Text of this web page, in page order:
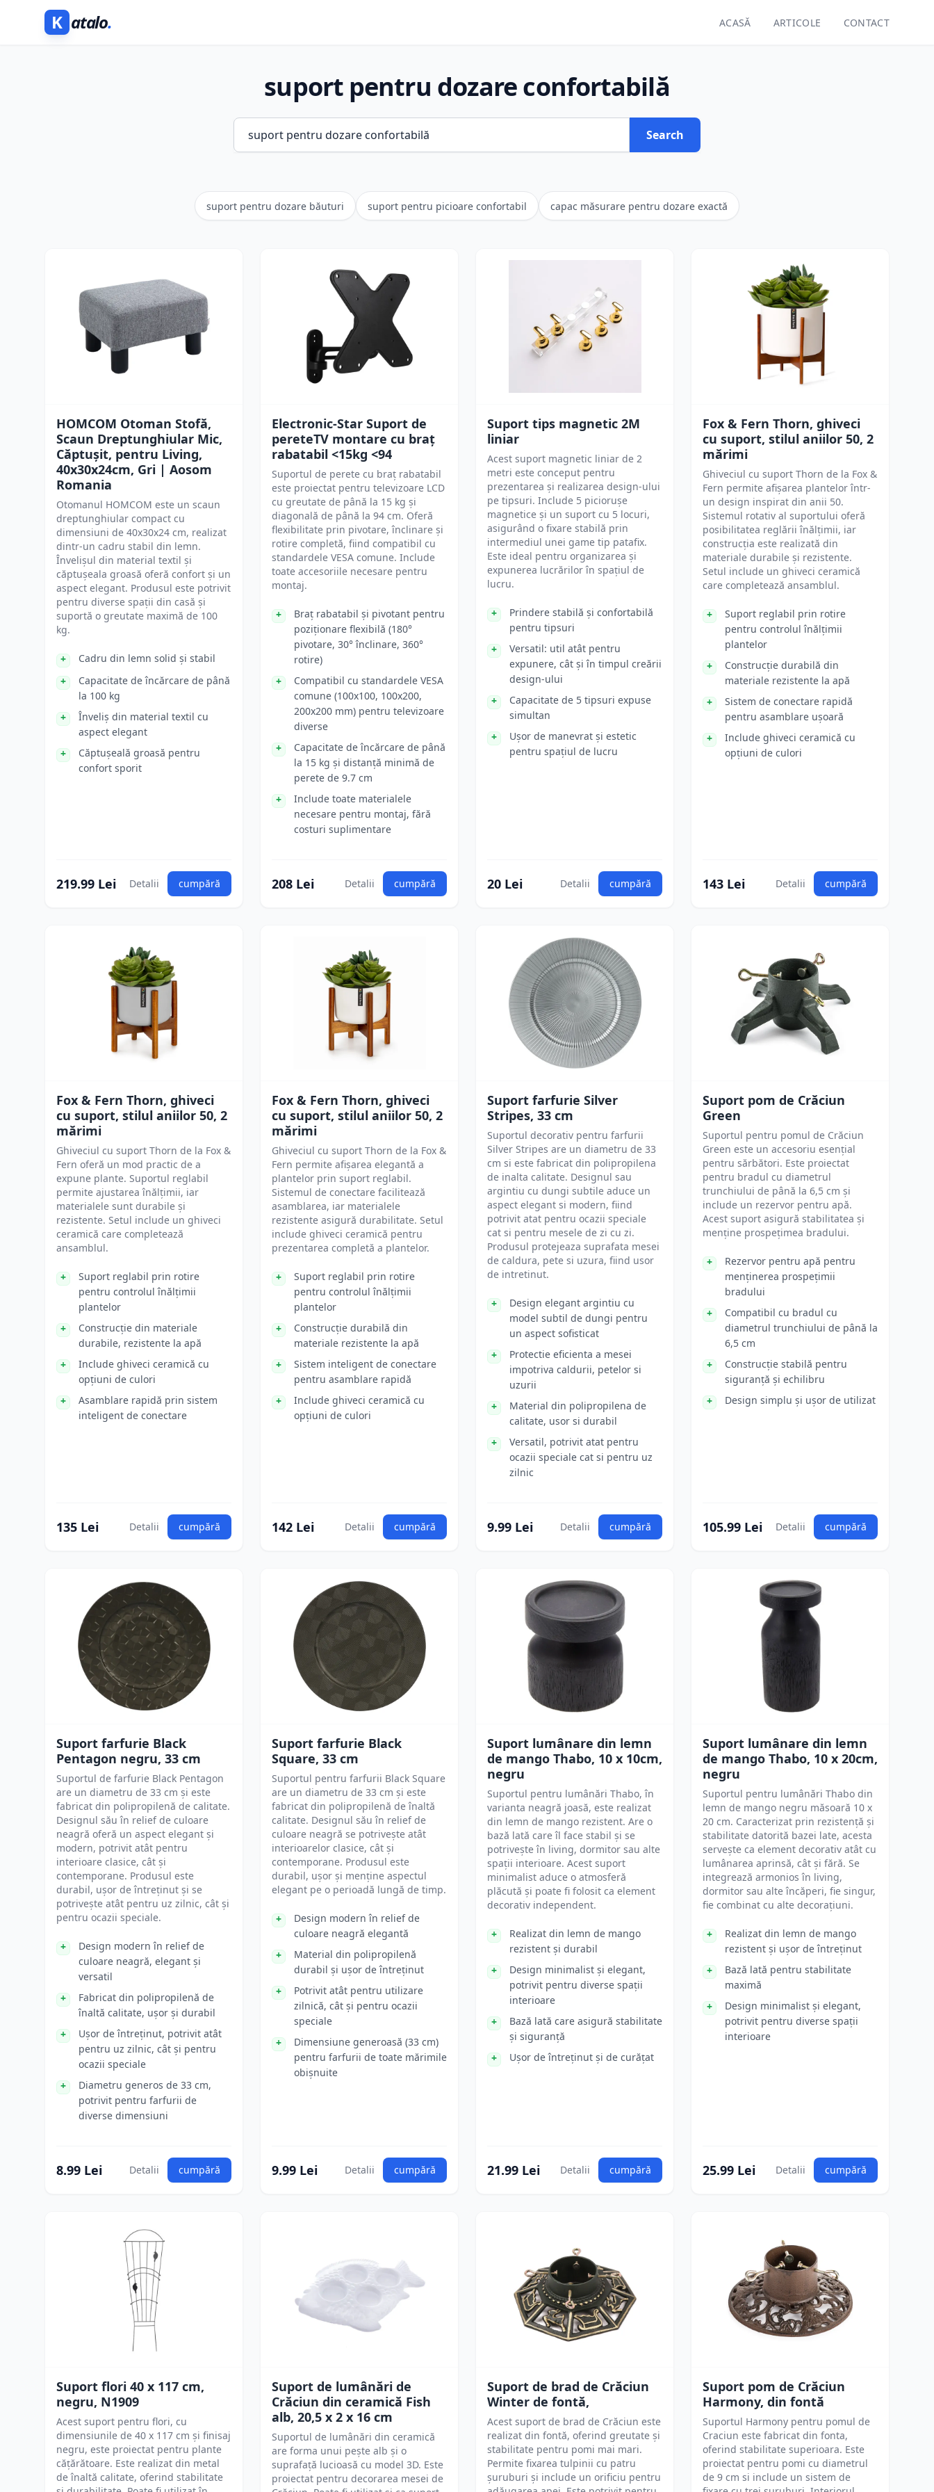
K atalo. ACASĂ ARTICOLE CONTACT
suport pentru dozare confortabilă
Search
suport pentru dozare băuturi suport pentru picioare confortabil capac măsurare pentru dozare exactă
HOMCOM Otoman Stofă,
Scaun Dreptunghiular Mic,
Căptușit, pentru Living,
40x30x24cm, Gri | Aosom
Romania
Otomanul HOMCOM este un scaun
dreptunghiular compact cu
dimensiuni de 40x30x24 cm, realizat
dintr-un cadru stabil din lemn.
Învelișul din material textil și
căptușeala groasă oferă confort și un
aspect elegant. Produsul este potrivit
pentru diverse spații din casă și
suportă o greutate maximă de 100
kg.
Cadru din lemn solid și stabil
Capacitate de încărcare de până
la 100 kg
Înveliș din material textil cu
aspect elegant
Căptușeală groasă pentru
confort sporit
219.99 Lei Detalii cumpără
Electronic-Star Suport de
pereteTV montare cu braț
rabatabil <15kg <94
Suportul de perete cu braț rabatabil
este proiectat pentru televizoare LCD
cu greutate de până la 15 kg și
diagonală de până la 94 cm. Oferă
flexibilitate prin pivotare, înclinare și
rotire completă, fiind compatibil cu
standardele VESA comune. Include
toate accesoriile necesare pentru
montaj.
Braț rabatabil și pivotant pentru
poziționare flexibilă (180°
pivotare, 30° înclinare, 360°
rotire)
Compatibil cu standardele VESA
comune (100x100, 100x200,
200x200 mm) pentru televizoare
diverse
Capacitate de încărcare de până
la 15 kg și distanță minimă de
perete de 9.7 cm
Include toate materialele
necesare pentru montaj, fără
costuri suplimentare
208 Lei Detalii cumpără
Suport tips magnetic 2M
liniar
Acest suport magnetic liniar de 2
metri este conceput pentru
prezentarea și realizarea design-ului
pe tipsuri. Include 5 piciorușe
magnetice și un suport cu 5 locuri,
asigurând o fixare stabilă prin
intermediul unei game tip patafix.
Este ideal pentru organizarea și
expunerea lucrărilor în spațiul de
lucru.
Prindere stabilă și confortabilă
pentru tipsuri
Versatil: util atât pentru
expunere, cât și în timpul creării
design-ului
Capacitate de 5 tipsuri expuse
simultan
Ușor de manevrat și estetic
pentru spațiul de lucru
20 Lei Detalii cumpără
Fox & Fern Thorn, ghiveci
cu suport, stilul aniilor 50, 2
mărimi
Ghiveciul cu suport Thorn de la Fox &
Fern permite afișarea plantelor într-
un design inspirat din anii 50.
Sistemul rotativ al suportului oferă
posibilitatea reglării înălțimii, iar
construcția este realizată din
materiale durabile și rezistente.
Setul include un ghiveci ceramică
care completează ansamblul.
Suport reglabil prin rotire
pentru controlul înălțimii
plantelor
Construcție durabilă din
materiale rezistente la apă
Sistem de conectare rapidă
pentru asamblare ușoară
Include ghiveci ceramică cu
opțiuni de culori
143 Lei Detalii cumpără
Fox & Fern Thorn, ghiveci
cu suport, stilul aniilor 50, 2
mărimi
Ghiveciul cu suport Thorn de la Fox &
Fern oferă un mod practic de a
expune plante. Suportul reglabil
permite ajustarea înălțimii, iar
materialele sunt durabile și
rezistente. Setul include un ghiveci
ceramică care completează
ansamblul.
Suport reglabil prin rotire
pentru controlul înălțimii
plantelor
Construcție din materiale
durabile, rezistente la apă
Include ghiveci ceramică cu
opțiuni de culori
Asamblare rapidă prin sistem
inteligent de conectare
135 Lei Detalii cumpără
Fox & Fern Thorn, ghiveci
cu suport, stilul aniilor 50, 2
mărimi
Ghiveciul cu suport Thorn de la Fox &
Fern permite afișarea elegantă a
plantelor prin suport reglabil.
Sistemul de conectare facilitează
asamblarea, iar materialele
rezistente asigură durabilitate. Setul
include ghiveci ceramică pentru
prezentarea completă a plantelor.
Suport reglabil prin rotire
pentru controlul înălțimii
plantelor
Construcție durabilă din
materiale rezistente la apă
Sistem inteligent de conectare
pentru asamblare rapidă
Include ghiveci ceramică cu
opțiuni de culori
142 Lei Detalii cumpără
Suport farfurie Silver
Stripes, 33 cm
Suportul decorativ pentru farfurii
Silver Stripes are un diametru de 33
cm si este fabricat din polipropilena
de inalta calitate. Designul sau
argintiu cu dungi subtile aduce un
aspect elegant si modern, fiind
potrivit atat pentru ocazii speciale
cat si pentru mesele de zi cu zi.
Produsul protejeaza suprafata mesei
de caldura, pete si uzura, fiind usor
de intretinut.
Design elegant argintiu cu
model subtil de dungi pentru
un aspect sofisticat
Protectie eficienta a mesei
impotriva caldurii, petelor si
uzurii
Material din polipropilena de
calitate, usor si durabil
Versatil, potrivit atat pentru
ocazii speciale cat si pentru uz
zilnic
9.99 Lei Detalii cumpără
Suport pom de Crăciun
Green
Suportul pentru pomul de Crăciun
Green este un accesoriu esențial
pentru sărbători. Este proiectat
pentru bradul cu diametrul
trunchiului de până la 6,5 cm și
include un rezervor pentru apă.
Acest suport asigură stabilitatea și
menține prospețimea bradului.
Rezervor pentru apă pentru
menținerea prospețimii
bradului
Compatibil cu bradul cu
diametrul trunchiului de până la
6,5 cm
Construcție stabilă pentru
siguranță și echilibru
Design simplu și ușor de utilizat
105.99 Lei Detalii cumpără
Suport farfurie Black
Pentagon negru, 33 cm
Suportul de farfurie Black Pentagon
are un diametru de 33 cm și este
fabricat din polipropilenă de calitate.
Designul său în relief de culoare
neagră oferă un aspect elegant și
modern, potrivit atât pentru
interioare clasice, cât și
contemporane. Produsul este
durabil, ușor de întreținut și se
potrivește atât pentru uz zilnic, cât și
pentru ocazii speciale.
Design modern în relief de
culoare neagră, elegant și
versatil
Fabricat din polipropilenă de
înaltă calitate, ușor și durabil
Ușor de întreținut, potrivit atât
pentru uz zilnic, cât și pentru
ocazii speciale
Diametru generos de 33 cm,
potrivit pentru farfurii de
diverse dimensiuni
8.99 Lei Detalii cumpără
Suport farfurie Black
Square, 33 cm
Suportul pentru farfurii Black Square
are un diametru de 33 cm și este
fabricat din polipropilenă de înaltă
calitate. Designul său în relief de
culoare neagră se potrivește atât
interioarelor clasice, cât și
contemporane. Produsul este
durabil, ușor și menține aspectul
elegant pe o perioadă lungă de timp.
Design modern în relief de
culoare neagră elegantă
Material din polipropilenă
durabil și ușor de întreținut
Potrivit atât pentru utilizare
zilnică, cât și pentru ocazii
speciale
Dimensiune generoasă (33 cm)
pentru farfurii de toate mărimile
obișnuite
9.99 Lei Detalii cumpără
Suport lumânare din lemn
de mango Thabo, 10 x 10cm,
negru
Suportul pentru lumânări Thabo, în
varianta neagră joasă, este realizat
din lemn de mango rezistent. Are o
bază lată care îl face stabil și se
potrivește în living, dormitor sau alte
spații interioare. Acest suport
minimalist aduce o atmosferă
plăcută și poate fi folosit ca element
decorativ independent.
Realizat din lemn de mango
rezistent și durabil
Design minimalist și elegant,
potrivit pentru diverse spații
interioare
Bază lată care asigură stabilitate
și siguranță
Ușor de întreținut și de curățat
21.99 Lei Detalii cumpără
Suport lumânare din lemn
de mango Thabo, 10 x 20cm,
negru
Suportul pentru lumânări Thabo din
lemn de mango negru măsoară 10 x
20 cm. Caracterizat prin rezistență și
stabilitate datorită bazei late, acesta
servește ca element decorativ atât cu
lumânarea aprinsă, cât și fără. Se
integrează armonios în living,
dormitor sau alte încăperi, fie singur,
fie combinat cu alte decorațiuni.
Realizat din lemn de mango
rezistent și ușor de întreținut
Bază lată pentru stabilitate
maximă
Design minimalist și elegant,
potrivit pentru diverse spații
interioare
25.99 Lei Detalii cumpără
Suport flori 40 x 117 cm,
negru, N1909
Acest suport pentru flori, cu
dimensiunile de 40 x 117 cm și finisaj
negru, este proiectat pentru plante
cățărătoare. Este realizat din metal
de înaltă calitate, oferind stabilitate
Suport de lumânări de
Crăciun din ceramică Fish
alb, 20,5 x 2 x 16 cm
Suportul de lumânări din ceramică
are forma unui pește alb și o
suprafață lucioasă cu model 3D. Este
proiectat pentru decorarea mesei de
Suport de brad de Crăciun
Winter de fontă,
Acest suport de brad de Crăciun este
realizat din fontă, oferind greutate și
stabilitate pentru pomi mai mari.
Permite fixarea tulpinii cu patru
șuruburi și include un orificiu pentru
Suport pom de Crăciun
Harmony, din fontă
Suportul Harmony pentru pomul de
Craciun este fabricat din fonta,
oferind stabilitate superioara. Este
proiectat pentru pomi cu diametrul
de 9 cm si include un sistem de